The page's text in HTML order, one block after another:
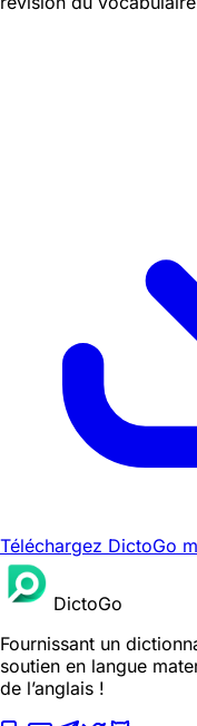
Téléchargez DictoGo
DictoGo
Fournissant un
soutien en langue
de l’anglais !